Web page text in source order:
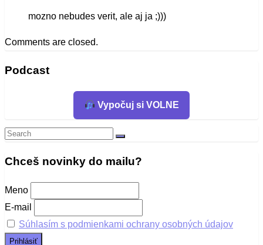
mozno nebudes verit, ale aj ja ;)))
Comments are closed.
Podcast
Vypočuj si VOLNE
Search
Chceš novinky do mailu?
Meno
E-mail
Súhlasím s podmienkami ochrany osobných údajov